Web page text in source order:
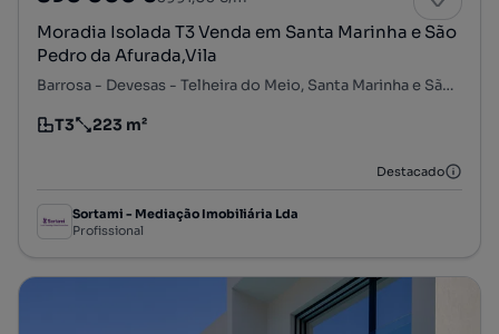
Moradia Isolada T3 Venda em Santa Marinha e São
Pedro da Afurada,Vila
Barrosa - Devesas - Telheira do Meio, Santa Marinha e São Pedro da Afurada, Vila Nova de Gaia, Porto
Tipologia
T3
Preço por metro quadrado
223 m²
Destacado
Sortami - Mediação Imobiliária Lda
Profissional